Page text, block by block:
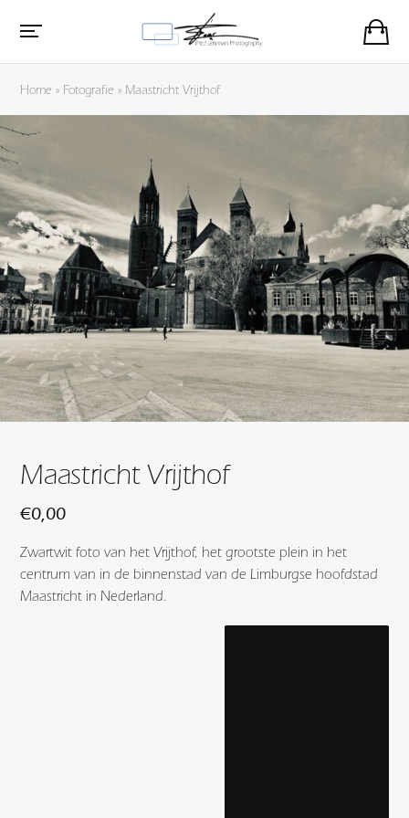
Home » Fotografie » Maastricht Vrijthof
Maastricht Vrijthof
€0,00
Zwartwit foto van het Vrijthof, het grootste plein in het
centrum van in de binnenstad van de Limburgse hoofdstad
Maastricht in Nederland.